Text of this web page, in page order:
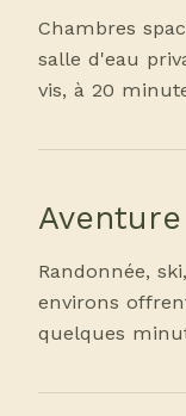
Chambres
salle d'eau
vis, à 20
Aventure
Randonnée,
environs
quelques